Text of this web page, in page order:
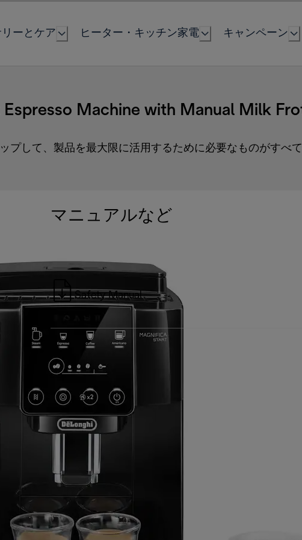
リーとケア ヒーター・キッチン家電 キャンペーン
Machine with Manual Milk
プして、製品を最大限に活用するために必要なものがすべて
マニュアルなど
Safety Manual